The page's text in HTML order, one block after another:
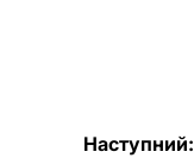
Наступний: